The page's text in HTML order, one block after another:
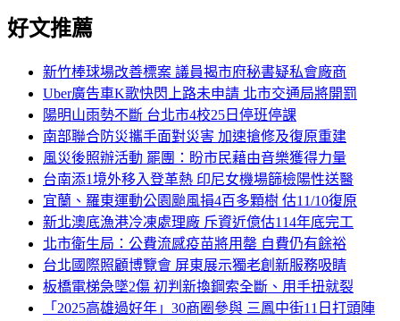
好文推薦
新竹棒球場改善標案 議員揭市府秘書疑私會廠商
Uber廣告車K歌快閃上路未申請 北市交通局將開罰
陽明山雨勢不斷 台北市4校25日停班停課
南部聯合防災攜手面對災害 加速搶修及復原重建
風災後照辦活動 罷團：盼市民藉由音樂獲得力量
台南添1境外移入登革熱 印尼女機場篩檢陽性送醫
宜蘭、羅東運動公園颱風損4百多顆樹 估11/10復原
新北澳底漁港冷凍處理廠 斥資近億估114年底完工
北市衛生局：公費流感疫苗將用罄 自費仍有餘裕
台北國際照顧博覽會 屏東展示獨老創新服務吸睛
板橋電梯急墜2傷 初判新換鋼索全斷、用手扭就裂
「2025高雄過好年」30商圈參與 三鳳中街11日打頭陣